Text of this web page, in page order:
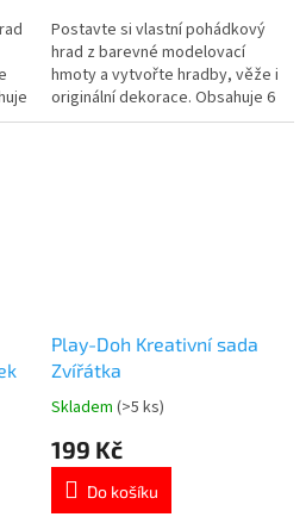
5
hvězdiček.
Postavte si vlastní pohádkový
hrad z barevné modelovací
hmoty a vytvořte hradby, věže i
originální dekorace. Obsahuje 6
kelímků modelovací hmoty o
Play-Doh Kreativní sada
Zvířátka
Průměrné
produktu
5,0
Skladem (>5 ks)
199 Kč
Do košíku